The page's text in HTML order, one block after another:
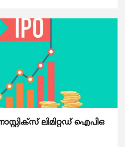
ലിമിറ്റഡ് ഐപിഒ